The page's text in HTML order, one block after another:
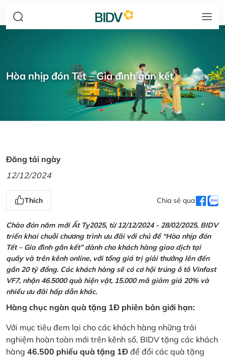
Hòa nhịp đón Tết – Gia đình gắn kết
Đăng tải ngày
12/12/2024
Thích Chia sẻ qua
Chào đón năm mới Ất Tỵ2025, từ 12/12/2024 - 28/02/2025, BIDV
triển khai chuỗi chương trình ưu đãi với chủ đề “Hòa nhịp đón
Tết – Gia đình gắn kết” dành cho khách hàng giao dịch tại
quầy và trên kênh online, với tổng giá trị giải thưởng lên đến
gần 20 tỷ đồng. Các khách hàng sẽ có cơ hội trúng ô tô Vinfast
VF7, nhận 46.5000 quà hiện vật, 15.000 mã giảm giá 20% và
nhiều ưu đãi hấp dẫn khác.
Hàng chục ngàn quà tặng 1Đ phiên bản giới hạn:
Với mục tiêu đem lại cho các khách hàng những trải
nghiệm hoàn toàn mới trên kênh số, BIDV tặng các khách
hàng 46.500 phiếu quà tặng 1Đ để đổi các quà tặng